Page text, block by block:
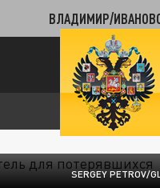
ВЛАДИМИР/
SERGEY PETROV/